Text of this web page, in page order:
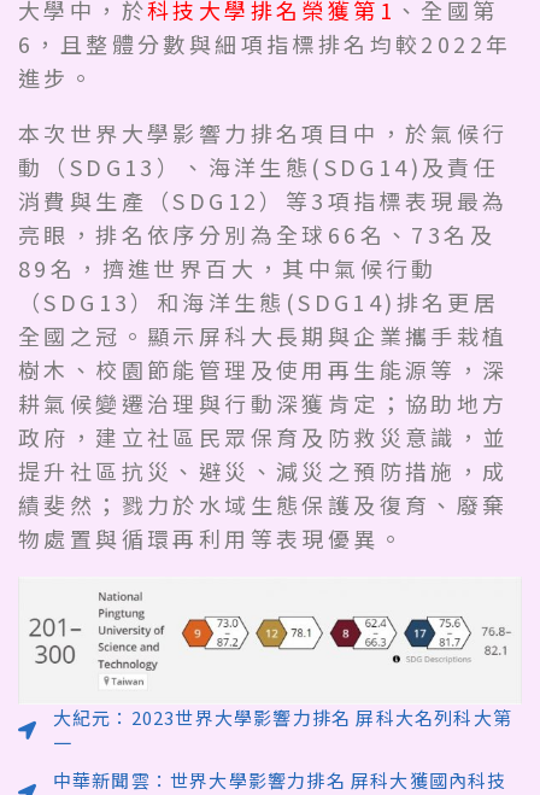
大學中，於科技大學排名榮獲第1 、全國第
6，且整體分數與細項指標排名均較2022年
進步。
本次世界大學影響力排名項目中，於氣候行
動（SDG13）、海洋生態(SDG14)及責任
消費與生產（SDG12）等3項指標表現最為
亮眼，排名依序分別為全球66名、73名及
89名，擠進世界百大，其中氣候行動
（SDG13）和海洋生態(SDG14)排名更居
全國之冠。顯示屏科大長期與企業攜手栽植
樹木、校園節能管理及使用再生能源等，深
耕氣候變遷治理與行動深獲肯定；協助地方
政府，建立社區民眾保育及防救災意識，並
提升社區抗災、避災、減災之預防措施，成
績斐然；戮力於水域生態保護及復育、廢棄
物處置與循環再利用等表現優異。
大紀元：2023世界大學影響力排名 屏科大名列科大第
一
中華新聞雲：世界大學影響力排名 屏科大獲國內科技